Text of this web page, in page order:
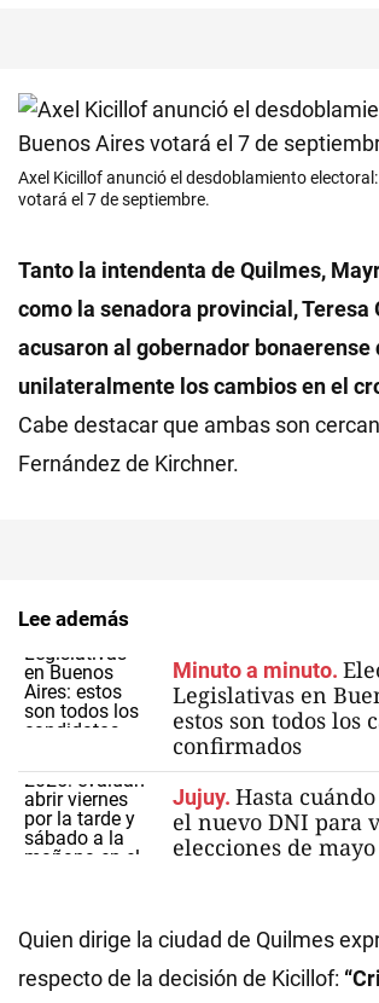
Axel Kicillof anunció el desdoblamiento
votará el 7 de septiembre.
Tanto la intendenta de Quilmes,
como la senadora provincial, Teresa
acusaron al gobernador bonaerense
unilateralmente los cambios en el
Cabe destacar que ambas son
Fernández de Kirchner.
Lee además
Minuto a minuto.
Legislativas en
estos son todos los
confirmados
Jujuy. Hasta
el nuevo DNI para
elecciones de mayo
Quien dirige la ciudad de Quilmes
respecto de la decisión de Kicillof: